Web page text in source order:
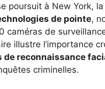
poursuit à New York, la
de pointe,
caméras de
illustre l’importance
de reconnaissance
criminelles.